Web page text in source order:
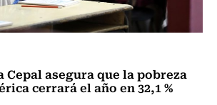
Cepal asegura que la pobreza
cerrará el año en 32,1 %